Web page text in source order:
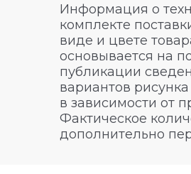
Информация о
комплекте
виде и цвете
основывается на
публикации
вариантов
в зависимости от
Фактическое
дополнительно